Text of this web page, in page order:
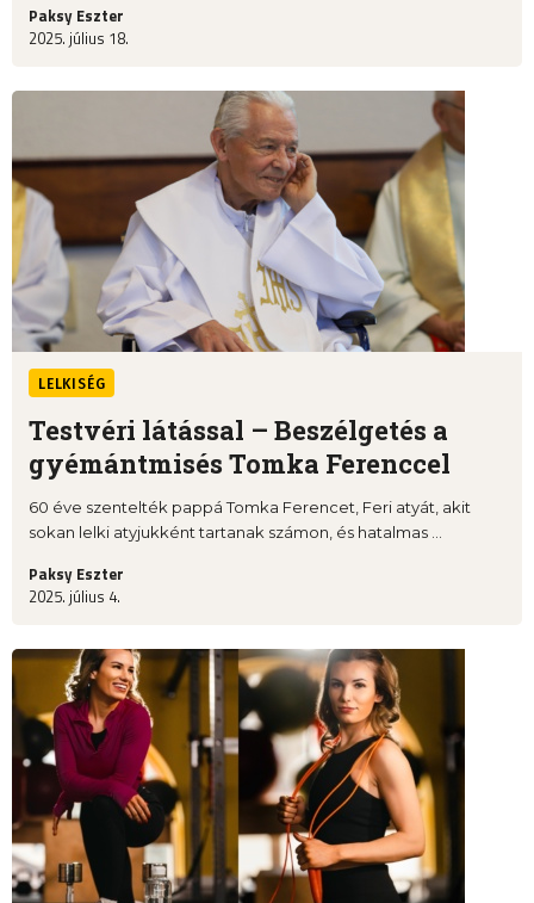
Paksy Eszter
2025. július 18.
LELKISÉG
Testvéri látással – Beszélgetés a
gyémántmisés Tomka Ferenccel
60 éve szentelték pappá Tomka Ferencet, Feri atyát, akit
sokan lelki atyjukként tartanak számon, és hatalmas ...
Paksy Eszter
2025. július 4.